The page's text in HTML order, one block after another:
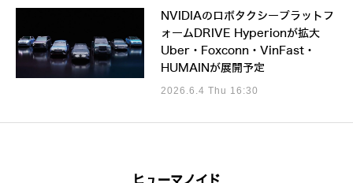
NVIDIAのロボタクシープラットフ
ォームDRIVE Hyperionが拡大
Uber・Foxconn・VinFast・
HUMAINが展開予定
2026.6.4 Thu 16:30
ヒューマノイド